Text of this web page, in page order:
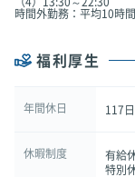
時間外勤務：平均10時
福利厚生
年間休日 117
休暇制度
有給
特別